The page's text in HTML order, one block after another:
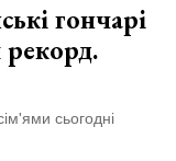
гончарі
сьогодні